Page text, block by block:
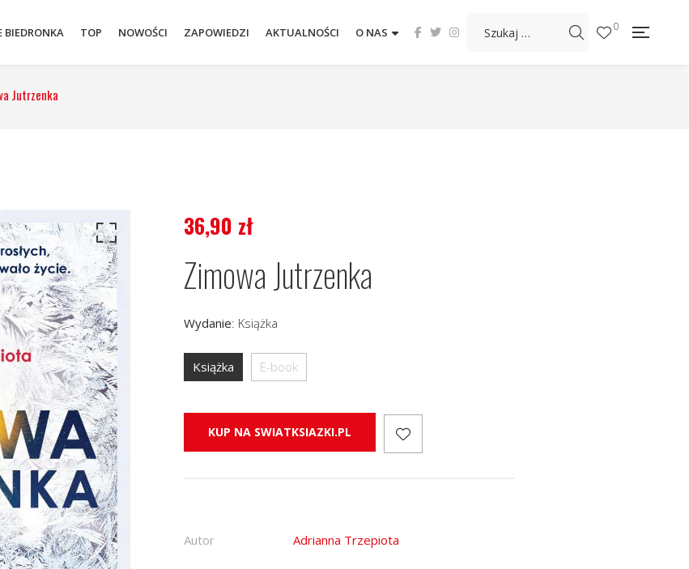
BIEDRONKA TOP NOWOŚCI ZAPOWIEDZI AKTUALNOŚCI O NAS 0
Jutrzenka
36,90 zł
Zimowa Jutrzenka
Wydanie: Książka
Książka E-book
KUP NA SWIATKSIAZKI.PL
Autor Adrianna Trzepiota